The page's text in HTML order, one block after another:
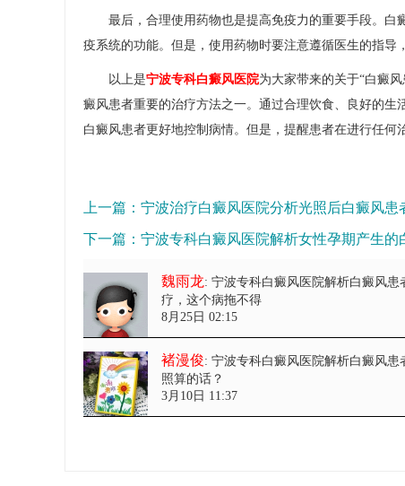
最后，合理使用药物也是提高免疫力的重要手段。白
疫系统的功能。但是，使用药物时要注意遵循医生的指导
以上是宁波专科白癜风医院为大家带来的关于“白癜
癜风患者重要的治疗方法之一。通过合理饮食、良好的
白癜风患者更好地控制病情。但是，提醒患者在进行任何
上一篇： 宁波治疗白癜风医院分析光照后白癜风患
下一篇： 宁波专科白癜风医院解析女性孕期产生的
魏雨龙: 宁波专科白癜风医院解析白癜风
疗，这个病拖不得
8月25日 02:15
褚漫俊: 宁波专科白癜风医院解析白癜风
照算的话？
3月10日 11:37